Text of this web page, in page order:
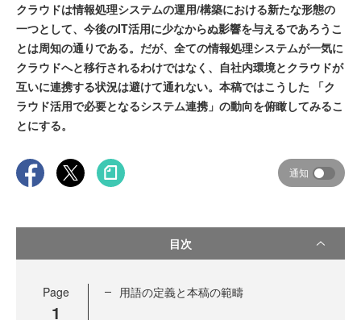
クラウドは情報処理システムの運用/構築における新たな形態の
一つとして、今後のIT活用に少なからぬ影響を与えるであろうこ
とは周知の通りである。だが、全ての情報処理システムが一気に
クラウドへと移行されるわけではなく、自社内環境とクラウドが
互いに連携する状況は避けて通れない。本稿ではこうした 「ク
ラウド活用で必要となるシステム連携」の動向を俯瞰してみるこ
とにする。
通知
目次
Page
1
用語の定義と本稿の範疇